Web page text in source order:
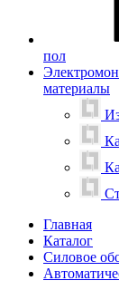
пол
материалы
Главная
Каталог
Силовое